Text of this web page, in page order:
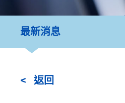
最新消息
返回